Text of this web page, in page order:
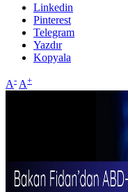
Linkedin
Pinterest
Telegram
Yazdır
Kopyala
A- A+